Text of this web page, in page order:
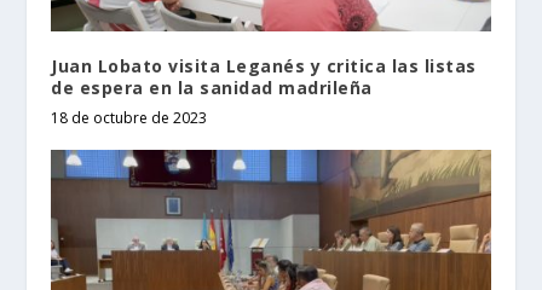
Juan Lobato visita Leganés y critica las listas
de espera en la sanidad madrileña
18 de octubre de 2023